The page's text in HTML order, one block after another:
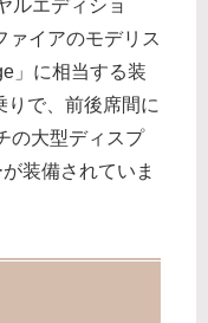
ルエディショ
ァイアのモデリス
」に相当する装
りで、前後席間に
の大型ディスプ
装備されていま